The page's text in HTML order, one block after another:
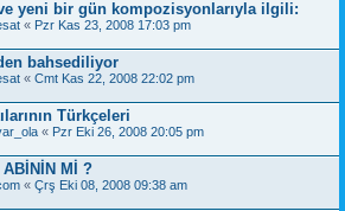
yeni bir gün kompozisyonlarıyla ilgili:
« Pzr Kas 23, 2008 17:03 pm
bahsediliyor
« Cmt Kas 22, 2008 22:02 pm
Türkçeleri
« Pzr Eki 26, 2008 20:05 pm
Mİ ?
« Çrş Eki 08, 2008 09:38 am